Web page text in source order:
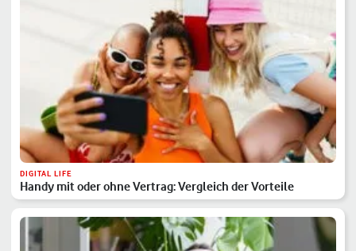
DIGITAL LIFE
Handy mit oder ohne Vertrag: Vergleich der Vorteile